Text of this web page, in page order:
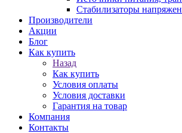
Стабилизаторы
Производители
Акции
Блог
Как купить
Назад
Как купить
Условия оплаты
Условия доставки
Гарантия на товар
Компания
Контакты